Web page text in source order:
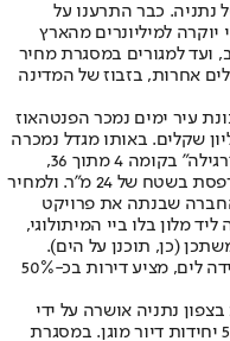
של נתניה. כבר התרענו על
למיליונרים מהארץ
ועד למגורים במסגרת מחיר
אחרות, בזבוז של המדינה
עיר ימים נמכר הפנטהאוז
בקומה 34 במחיר של 50 מיליון שקלים. באותו מגדל נמכרה
גם דירת 4 חדרים ב-7.2 מיליון שקל, דירה “רגילה" בקומה 4 מתוך 36,
המשתרעת על פני שטח של 136 מ"ר עם מרפסת בשטח של 24 מ"ר. ולמחיר
שבנתה את פרויקט
מלון בלו ביי המיתולוגי,
למשתכן (כן, תוכנן על הים).
הפרויקט, שנמצא במרחק של 150 מטר לירידה לים, מציע דירות בכ-50%
נתניה אושרה על ידי
הותמ"ל וכוללת כ-2,800 יחידות דיור ו-500 יחידות דיור מוגן. במסגרת